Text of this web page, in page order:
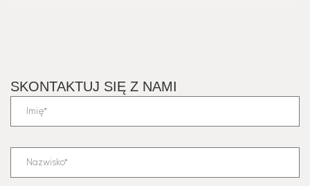
SKONTAKTUJ SIĘ Z NAMI